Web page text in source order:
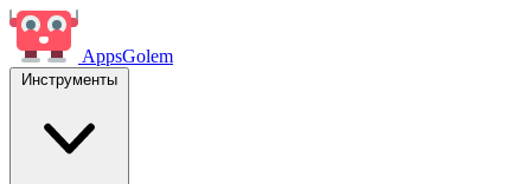
AppsGolem
Инструменты